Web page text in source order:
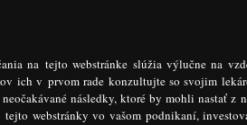
na tejto webstránke slúžia výlučne na
ich v prvom rade konzultujte so svojim
následky, ktoré by mohli nastať
webstránky vo vašom podnikaní,